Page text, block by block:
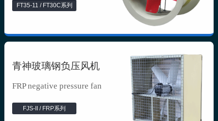
FT35-11 / FT30C系列
青神玻璃钢负压风机
FRP negative pressure fan
FJS-II / FRP系列